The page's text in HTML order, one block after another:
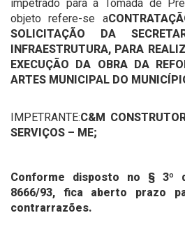
impetrado para a Tomada de
objeto refere-se a
SOLICITAÇÃO DA
INFRAESTRUTURA, PARA
EXECUÇÃO DA OBRA DA
ARTES MUNICIPAL DO
IMPETRANTE:C&M
SERVIÇOS – ME;
Conforme disposto no § 3º
8666/93, fica aberto prazo
contrarrazões.